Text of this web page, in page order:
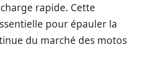
rapide. Cette
pour épauler la
du marché des motos